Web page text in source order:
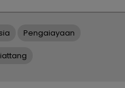
Pengaiayaan